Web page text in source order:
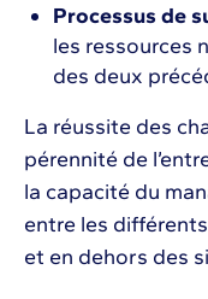
Processus de
les ressources
des deux
La réussite des
pérennité de
la capacité du
entre les
et en dehors des